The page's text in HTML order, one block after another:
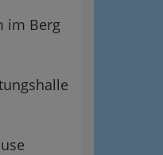
im Berg